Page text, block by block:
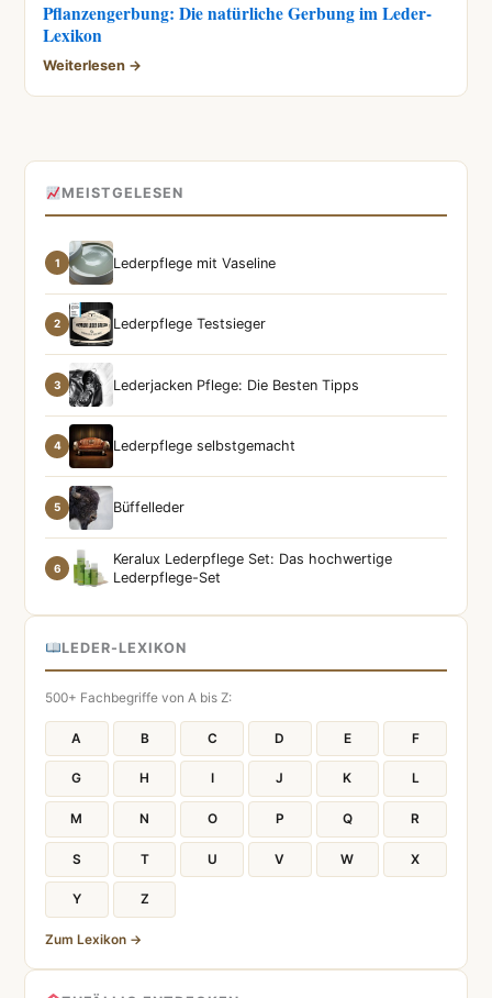
Pflanzengerbung: Die natürliche Gerbung im Leder-
Lexikon
Weiterlesen →
MEISTGELESEN
1 Lederpflege mit Vaseline
2 Lederpflege Testsieger
3 Lederjacken Pflege: Die Besten Tipps
4 Lederpflege selbstgemacht
5 Büffelleder
6
Keralux Lederpflege Set: Das hochwertige
Lederpflege-Set
LEDER-LEXIKON
500+ Fachbegriffe von A bis Z:
A B C D E F
G H I J K L
M N O P Q R
S T U V W X
Y Z
Zum Lexikon →